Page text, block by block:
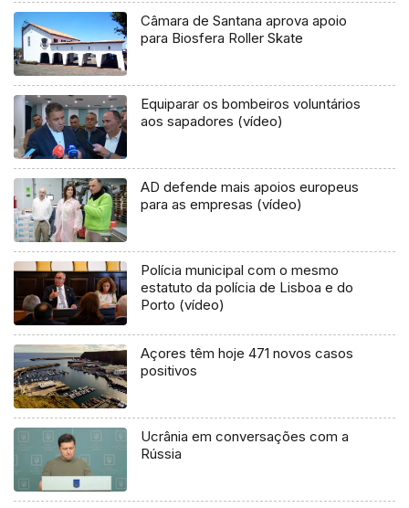
Câmara de Santana aprova apoio
para Biosfera Roller Skate
Equiparar os bombeiros voluntários
aos sapadores (vídeo)
AD defende mais apoios europeus
para as empresas (vídeo)
Polícia municipal com o mesmo
estatuto da polícia de Lisboa e do
Porto (vídeo)
Açores têm hoje 471 novos casos
positivos
Ucrânia em conversações com a
Rússia